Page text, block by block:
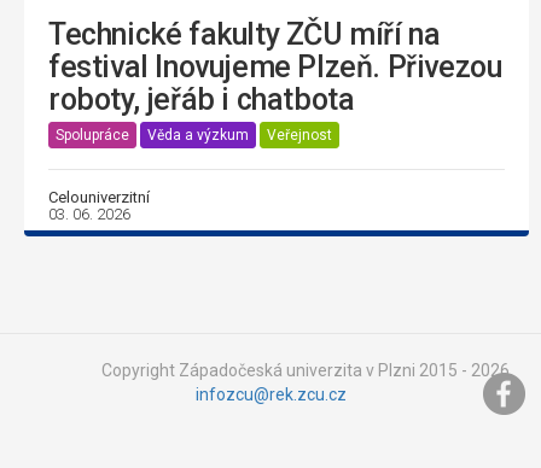
Technické fakulty ZČU míří na
festival Inovujeme Plzeň. Přivezou
roboty, jeřáb i chatbota
Spolupráce Věda a výzkum Veřejnost
Celouniverzitní
03. 06. 2026
Copyright Západočeská univerzita v Plzni 2015 - 2026,
infozcu@rek.zcu.cz